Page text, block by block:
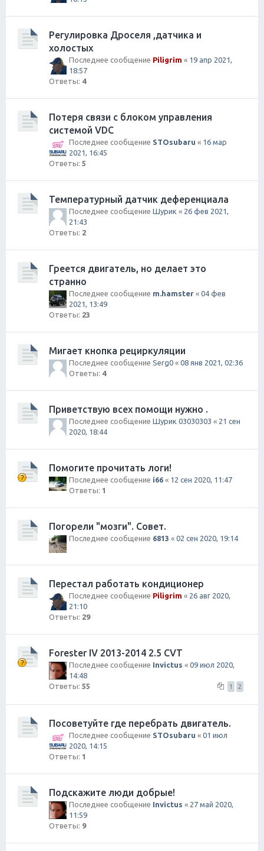
Регулировка Дроселя ,датчика и
холостых
Последнее сообщение Piligrim « 19 апр 2021,
18:57
Ответы: 4
Потеря связи с блоком управления
системой VDC
Последнее сообщение STOsubaru « 16 мар
2021, 16:45
Ответы: 5
Температурный датчик деференциала
Последнее сообщение Шурик « 26 фев 2021,
21:43
Ответы: 2
Греется двигатель, но делает это
странно
Последнее сообщение m.hamster « 04 фев
2021, 13:49
Ответы: 23
Мигает кнопка рециркуляции
Последнее сообщение Serg0 « 08 янв 2021, 02:36
Ответы: 4
Приветствую всех помощи нужно .
Последнее сообщение Шурик 03030303 « 21 сен
2020, 18:44
Помогите прочитать логи!
Последнее сообщение i66 « 12 сен 2020, 11:47
Ответы: 1
Погорели "мозги". Совет.
Последнее сообщение 6813 « 02 сен 2020, 19:14
Перестал работать кондиционер
Последнее сообщение Piligrim « 26 авг 2020,
21:10
Ответы: 29
Forester IV 2013-2014 2.5 CVT
Последнее сообщение Invictus « 09 июл 2020,
14:48
Ответы: 55 1 2
Посоветуйте где перебрать двигатель.
Последнее сообщение STOsubaru « 01 июл
2020, 14:15
Ответы: 1
Подскажите люди добрые!
Последнее сообщение Invictus « 27 май 2020,
11:59
Ответы: 9